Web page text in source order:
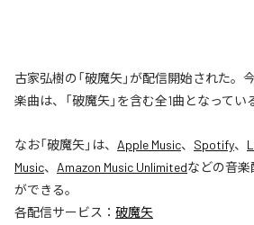
古家弘樹の「破魔矢」が配信開始された。
楽曲は、「破魔矢」を含む全1曲となってい
なお「破魔矢」は、 Apple Music、 Spotify、
Music、 Amazon Music Unlimitedなどの音
ができる。
各配信サービス： 破魔矢